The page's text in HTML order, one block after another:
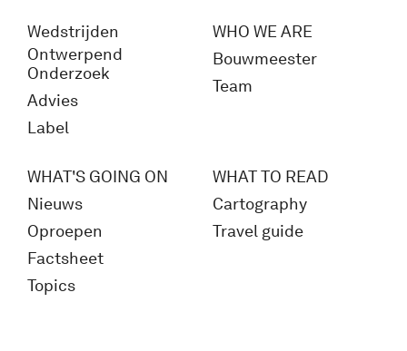
Wedstrijden
Ontwerpend
Onderzoek
Advies
Label
WHO WE ARE
Bouwmeester
Team
WHAT'S GOING ON
Nieuws
Oproepen
Factsheet
Topics
WHAT TO READ
Cartography
Travel guide